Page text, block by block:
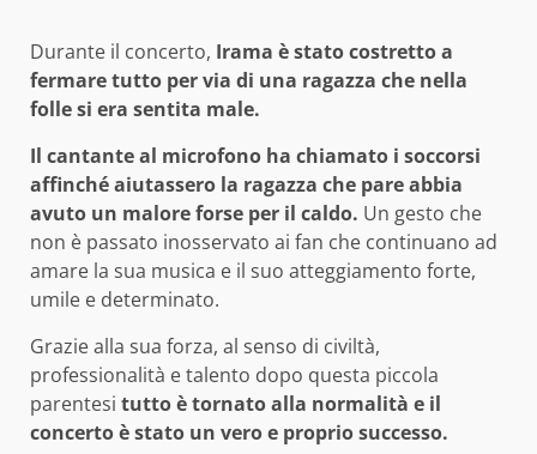
Durante il concerto, Irama è stato costretto a
fermare tutto per via di una ragazza che nella
folle si era sentita male.
Il cantante al microfono ha chiamato i soccorsi
affinché aiutassero la ragazza che pare abbia
avuto un malore forse per il caldo. Un gesto che
non è passato inosservato ai fan che continuano ad
amare la sua musica e il suo atteggiamento forte,
umile e determinato.
Grazie alla sua forza, al senso di civiltà,
professionalità e talento dopo questa piccola
parentesi tutto è tornato alla normalità e il
concerto è stato un vero e proprio successo.